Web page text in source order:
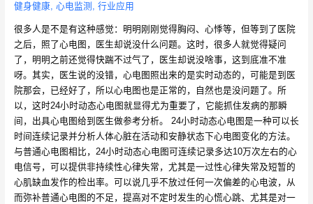
健身健康, 心电监测 , 行业应用
很多人是不是有这种感觉：明明刚刚觉得胸闷、心悸等，但等到了医院
之后，照了心电图，医生却说没什么问题。这时，很多人就觉得疑问
了，明明之前还觉得快踹不过气了，医生却说没啥事，这到底准不准
呀。其实，医生说的没错，心电图照出来的是实时动态的，可能是到医
院那会，已经好了，所以心电图也是正常的，自然也是没问题了。所
以，这时24小时动态心电图就显得尤为重要了，它能抓住发病的那瞬
间，出具心电图给到医生做参考分析。 24小时动态心电图是一种可以长
时间连续记录并分析人体心脏在活动和安静状态下心电图变化的方法。
与普通心电图相比，24小时动态心电图可连续记录多达10万次左右的心
电信号，可以提供非持续性心律失常，尤其是一过性心律失常及短暂的
心肌缺血发作的检出率。可以说几乎不放过任何一次偏差的心电波，从
而弥补普通心电图的不足，提高对不定时发生的心慌心跳、尤其是对一